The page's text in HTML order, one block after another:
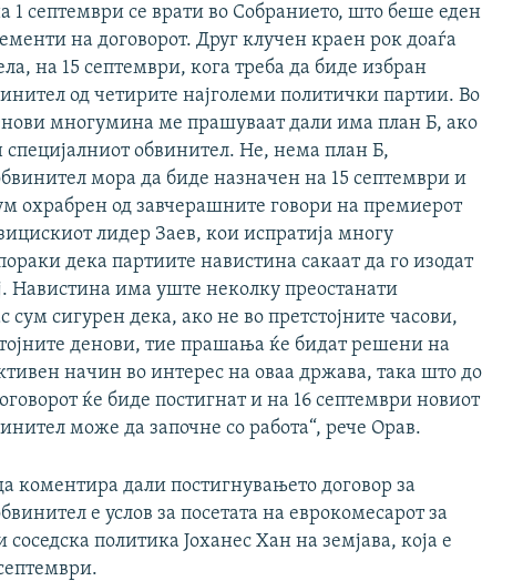
1 септември се врати во Собранието, што беше еден
на договорот. Друг клучен краен рок доаѓа
на 15 септември, кога треба да биде избран
од четирите најголеми политички партии. Во
многумина ме прашуваат дали има план Б, ако
специјалниот обвинител. Не, нема план Б,
мора да биде назначен на 15 септември и
охрабрен од завчерашните говори на премиерот
лидер Заев, кои испратија многу
дека партиите навистина сакаат да го изодат
Навистина има уште неколку преостанати
сум сигурен дека, ако не во претстојните часови,
денови, тие прашања ќе бидат решени на
начин во интерес на оваа држава, така што до
ќе биде постигнат и на 16 септември новиот
може да започне со работа“, рече Орав.
коментира дали постигнувањето договор за
е услов за посетата на еврокомесарот за
политика Јоханес Хан на земјава, која е